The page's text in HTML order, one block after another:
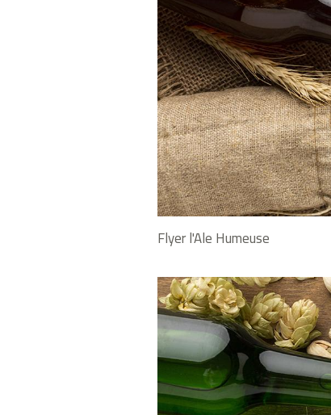
Flyer l'Ale Humeuse